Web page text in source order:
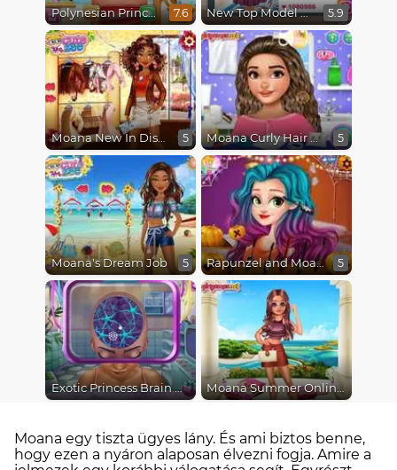
Polynesian Princess Real Haircuts 7.6 New Top Model at Princessgram 5.9
Moana New In Disney Town 5 Moana Curly Hair Tricks 5
Moana's Dream Job 5 Rapunzel and Moana's Halloween Party 5
Exotic Princess Brain Doctor Moana Summer Online Shopping
Moana egy tiszta ügyes lány. És ami biztos benne,
hogy ezen a nyáron alaposan élvezni fogja. Amire a